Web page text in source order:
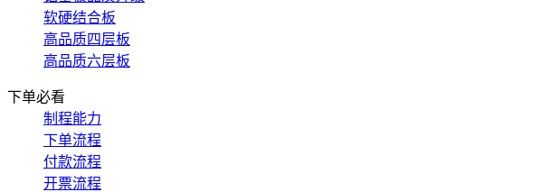
软硬结合板
高品质四层板
高品质六层板
下单必看
制程能力
下单流程
付款流程
开票流程